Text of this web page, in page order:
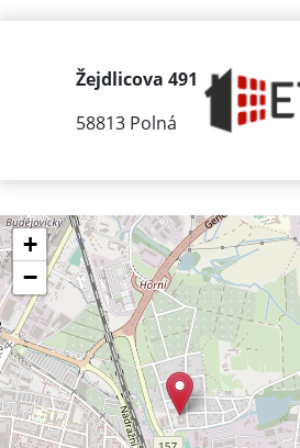
Žejdlicova 491
58813 Polná
+
−